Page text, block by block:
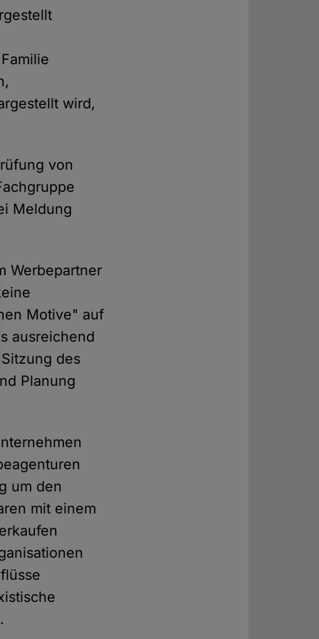
wird,
von
Meldung
Werbepartner
Motive" auf
ausreichend
des
Planung
um den
mit einem